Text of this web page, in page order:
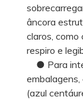
âncora
claros, como
respiro e
● Para
(azul